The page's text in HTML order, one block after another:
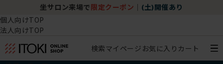
坐サロン来場で 限定クーポン (土)開催あり
個人向けTOP
法人向けTOP
検索マイページ お気に入り カート